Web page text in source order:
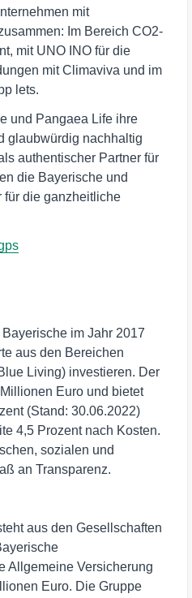
mit
Im Bereich CO2-
mit UNO INO für die
mit Climaviva und im
lets.
und Pangaea Life ihre
glaubwürdig nachhaltig
authentischer Partner für
die Bayerische und
für die ganzheitliche
im Jahr 2017
aus den Bereichen
Living) investieren. Der
Euro und bietet
(Stand: 30.06.2022)
4,5 Prozent nach Kosten.
sozialen und
an Transparenz.
aus den Gesellschaften
Allgemeine Versicherung
Euro. Die Gruppe